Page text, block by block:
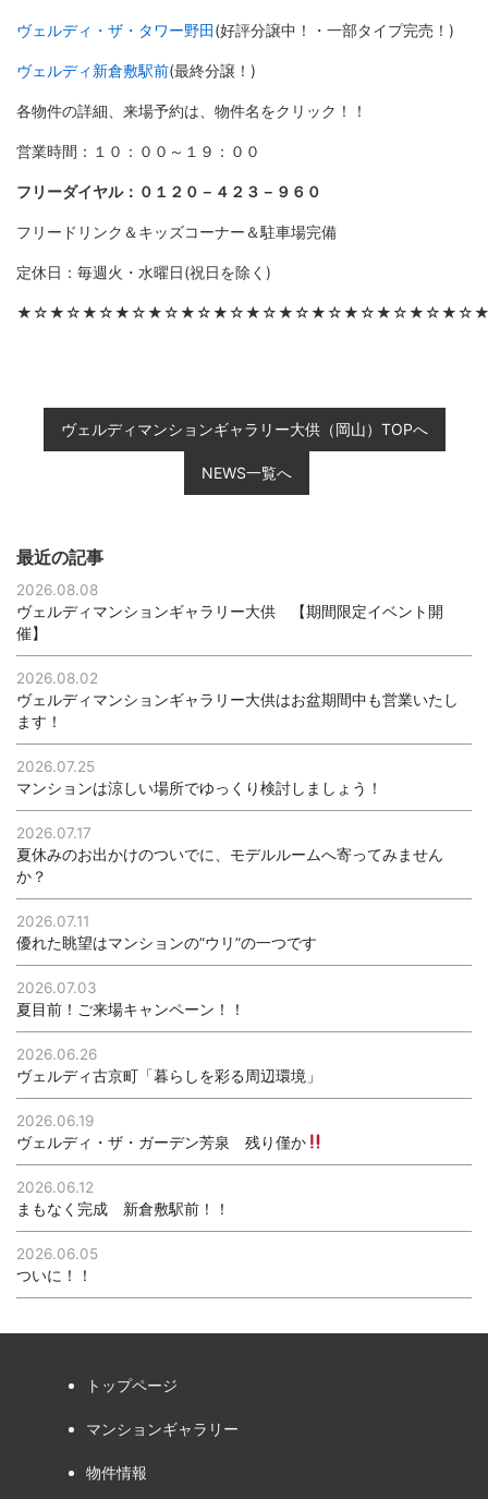
ヴェルディ・ザ・タワー野田(好評分譲中！・一部タイプ完売！)
ヴェルディ新倉敷駅前(最終分譲！)
各物件の詳細、来場予約は、物件名をクリック！！
営業時間：１０：００～１９：００
フリーダイヤル：０１２０－４２３－９６０
フリードリンク＆キッズコーナー＆駐車場完備
定休日：毎週火・水曜日(祝日を除く)
ヴェルディマンションギャラリー大供（岡山）TOPへ
NEWS一覧へ
最近の記事
2026.08.08
ヴェルディマンションギャラリー大供 【期間限定イベント開
催】
2026.08.02
ヴェルディマンションギャラリー大供はお盆期間中も営業いたし
ます！
2026.07.25
マンションは涼しい場所でゆっくり検討しましょう！
2026.07.17
夏休みのお出かけのついでに、モデルルームへ寄ってみません
か？
2026.07.11
優れた眺望はマンションの”ウリ”の一つです
2026.07.03
夏目前！ご来場キャンペーン！！
2026.06.26
ヴェルディ古京町「暮らしを彩る周辺環境」
2026.06.19
ヴェルディ・ザ・ガーデン芳泉 残り僅か
2026.06.12
まもなく完成 新倉敷駅前！！
2026.06.05
ついに！！
トップページ
マンションギャラリー
物件情報